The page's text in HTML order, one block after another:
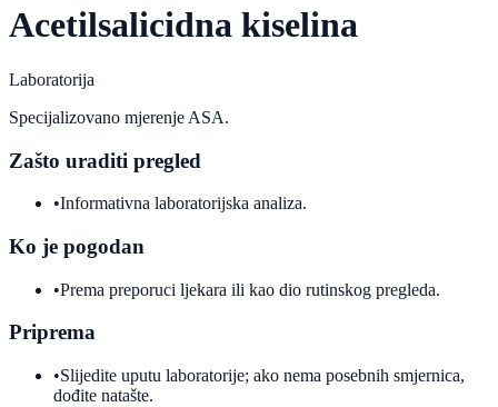
Acetilsalicidna kiselina
Laboratorija
Specijalizovano mjerenje ASA.
Zašto uraditi pregled
•Informativna laboratorijska analiza.
Ko je pogodan
•Prema preporuci ljekara ili kao dio rutinskog pregleda.
Priprema
•Slijedite uputu laboratorije; ako nema posebnih smjernica,
dođite natašte.